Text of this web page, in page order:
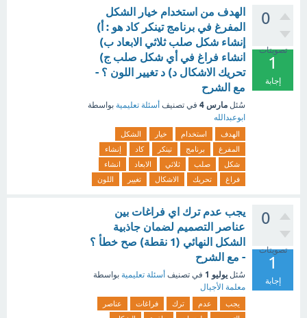
0
تصويتات
1
إجابة
الهدف من استخدام خيار الشكل
المفرغ في برنامج تينكر كاد هو : أ)
إنشاء شكل صلب ثلاثي الابعاد ب)
انشاء فراغ في أي شكل صلب ج)
تحريك الاشكال د) د تغيير اللون ؟ -
مع الشرح
سُئل مارس 4 في تصنيف أسئلة تعليمية بواسطة
ابوعبدالله
الهدف استخدام خيار
الشكل
المفرغ
برنامج تينكر كاد
إنشاء
شكل
صلب ثلاثي الابعاد
انشاء
فراغ
تحريك الاشكال تغيير اللون
0
تصويتات
1
إجابة
يجب عدم ترك اي فراغات بين
عناصر التصميم لضمان جاذبية
الشكل النهائي (1 نقطة) صح خطأ ؟
- مع الشرح
سُئل يوليو 1 في تصنيف أسئلة تعليمية بواسطة
معلمة الأجيال
يجب عدم ترك فراغات
عناصر